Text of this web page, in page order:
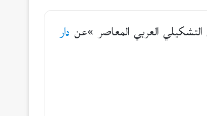
العربي المعاصر »عن دار